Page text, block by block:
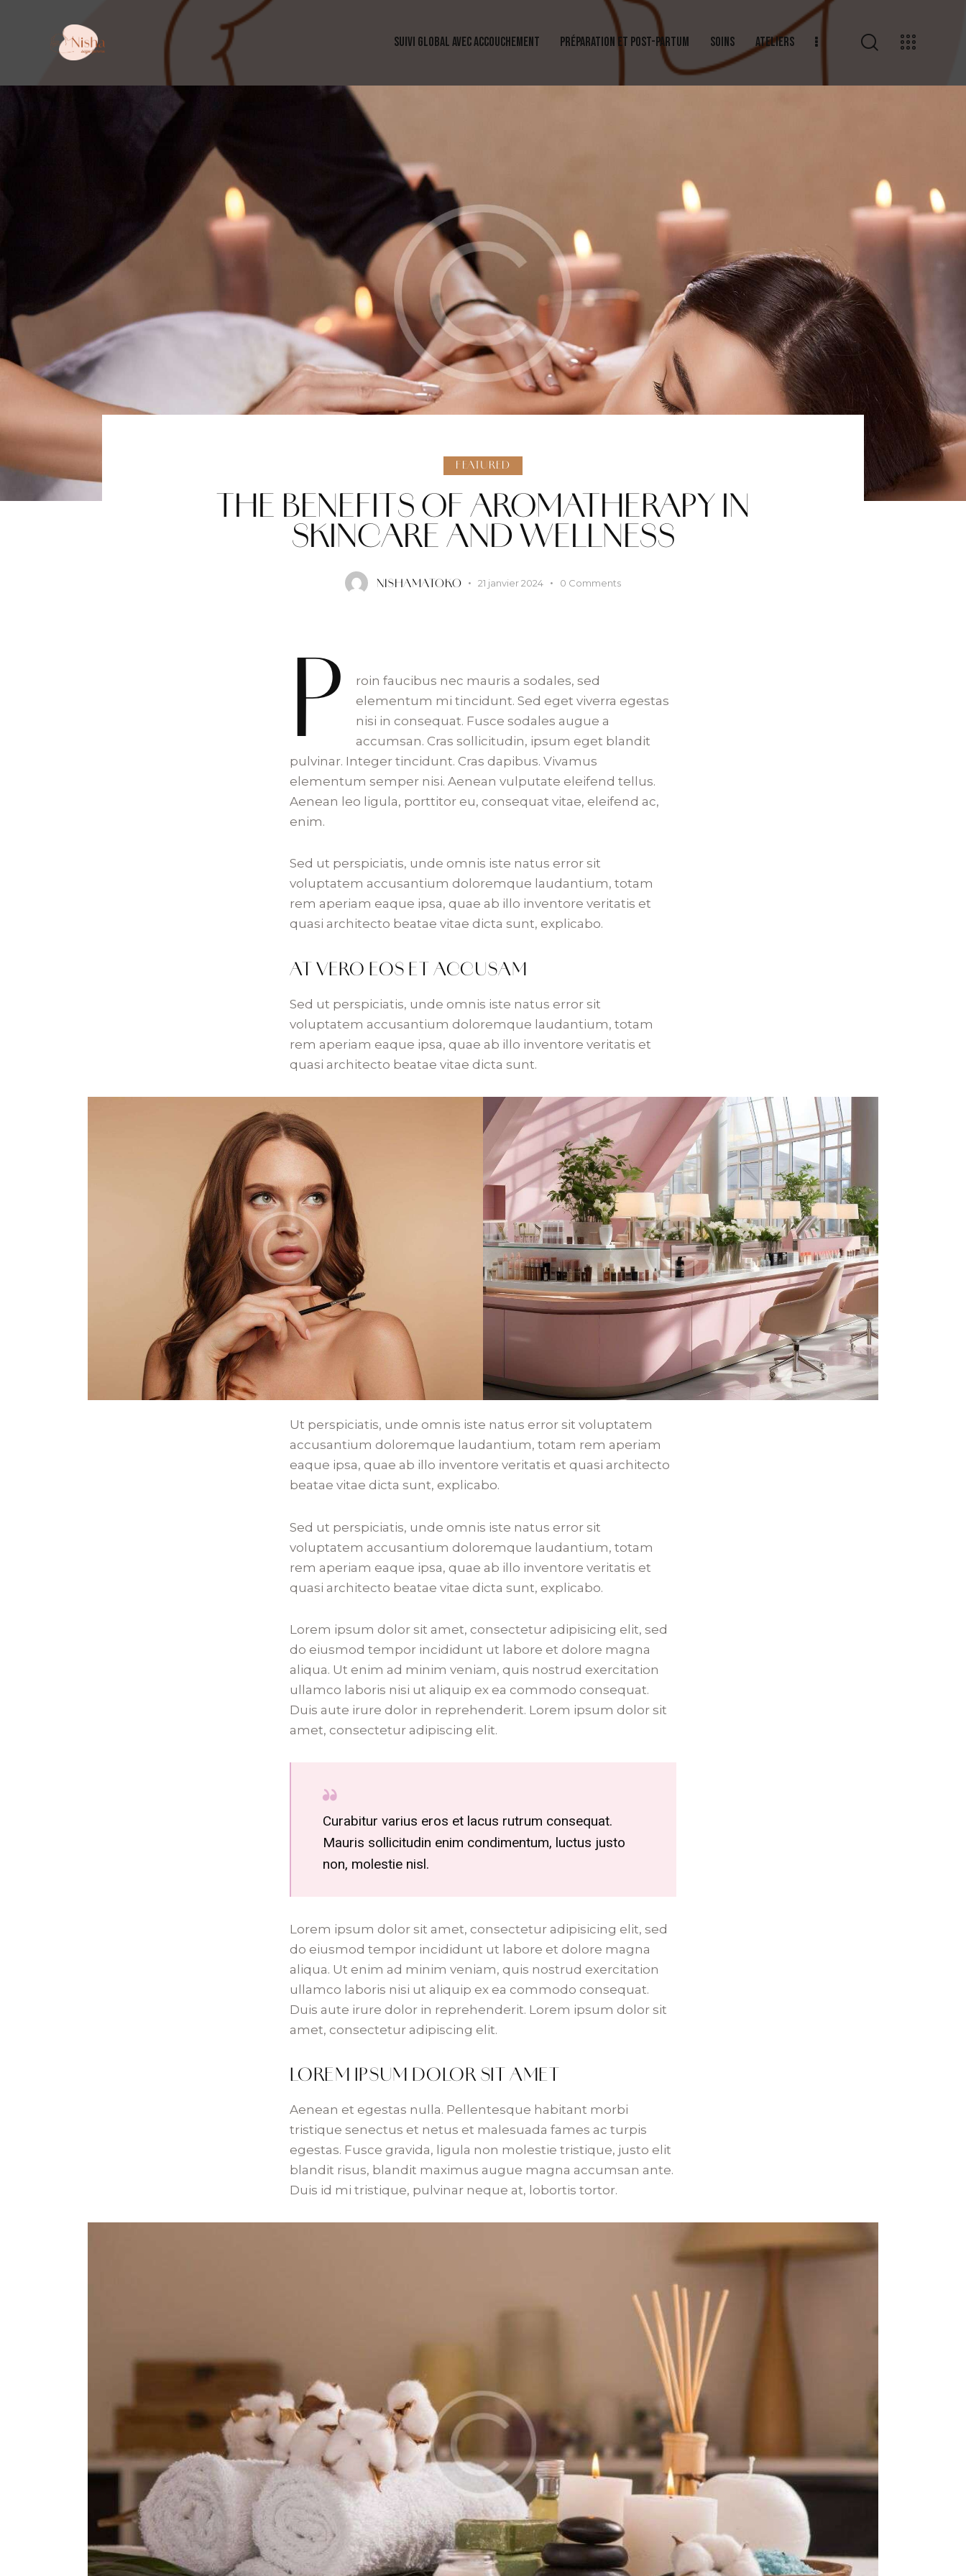
SUIVI GLOBAL AVEC ACCOUCHEMENT PRÉPARATION ET POST-PARTUM SOINS ATELIERS
FEATURED
THE BENEFITS OF AROMATHERAPY IN
SKINCARE AND WELLNESS
NISHAMATOKO 21 janvier 2024 0 Comments
P
roin faucibus nec mauris a sodales, sed
elementum mi tincidunt. Sed eget viverra egestas
nisi in consequat. Fusce sodales augue a
accumsan. Cras sollicitudin, ipsum eget blandit
pulvinar. Integer tincidunt. Cras dapibus. Vivamus
elementum semper nisi. Aenean vulputate eleifend tellus.
Aenean leo ligula, porttitor eu, consequat vitae, eleifend ac,
enim.
Sed ut perspiciatis, unde omnis iste natus error sit
voluptatem accusantium doloremque laudantium, totam
rem aperiam eaque ipsa, quae ab illo inventore veritatis et
quasi architecto beatae vitae dicta sunt, explicabo.
AT VERO EOS ET ACCUSAM
Sed ut perspiciatis, unde omnis iste natus error sit
voluptatem accusantium doloremque laudantium, totam
rem aperiam eaque ipsa, quae ab illo inventore veritatis et
quasi architecto beatae vitae dicta sunt.
Ut perspiciatis, unde omnis iste natus error sit voluptatem
accusantium doloremque laudantium, totam rem aperiam
eaque ipsa, quae ab illo inventore veritatis et quasi architecto
beatae vitae dicta sunt, explicabo.
Sed ut perspiciatis, unde omnis iste natus error sit
voluptatem accusantium doloremque laudantium, totam
rem aperiam eaque ipsa, quae ab illo inventore veritatis et
quasi architecto beatae vitae dicta sunt, explicabo.
Lorem ipsum dolor sit amet, consectetur adipisicing elit, sed
do eiusmod tempor incididunt ut labore et dolore magna
aliqua. Ut enim ad minim veniam, quis nostrud exercitation
ullamco laboris nisi ut aliquip ex ea commodo consequat.
Duis aute irure dolor in reprehenderit. Lorem ipsum dolor sit
amet, consectetur adipiscing elit.
Curabitur varius eros et lacus rutrum consequat.
Mauris sollicitudin enim condimentum, luctus justo
non, molestie nisl.
Lorem ipsum dolor sit amet, consectetur adipisicing elit, sed
do eiusmod tempor incididunt ut labore et dolore magna
aliqua. Ut enim ad minim veniam, quis nostrud exercitation
ullamco laboris nisi ut aliquip ex ea commodo consequat.
Duis aute irure dolor in reprehenderit. Lorem ipsum dolor sit
amet, consectetur adipiscing elit.
LOREM IPSUM DOLOR SIT AMET
Aenean et egestas nulla. Pellentesque habitant morbi
tristique senectus et netus et malesuada fames ac turpis
egestas. Fusce gravida, ligula non molestie tristique, justo elit
blandit risus, blandit maximus augue magna accumsan ante.
Duis id mi tristique, pulvinar neque at, lobortis tortor.